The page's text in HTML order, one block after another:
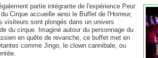
partie intégrante de l'expérience Peur
Cirque accueille ainsi le Buffet de l'Horreur,
visiteurs sont plongés dans un univers
du cirque. Imaginé autour du personnage du
en quête de revanche, ce buffet met en
comme Jingo, le clown cannibale, ou